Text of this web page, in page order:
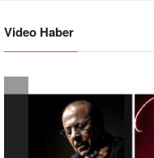
Video Haber